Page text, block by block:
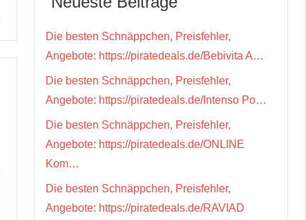
Die besten Schnäppchen, Preisfehler,
Angebote: https://piratedeals.de/Bebivita A…
Die besten Schnäppchen, Preisfehler,
Angebote: https://piratedeals.de/Intenso Po…
Die besten Schnäppchen, Preisfehler,
Angebote: https://piratedeals.de/ONLINE
Kom…
Die besten Schnäppchen, Preisfehler,
Angebote: https://piratedeals.de/RAVIAD